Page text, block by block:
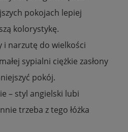
pokojach lepiej
kolorystykę.
i narzutę do wielkości
sypialni ciężkie zasłony
pokój.
– styl angielski lubi
trzeba z tego łóżka